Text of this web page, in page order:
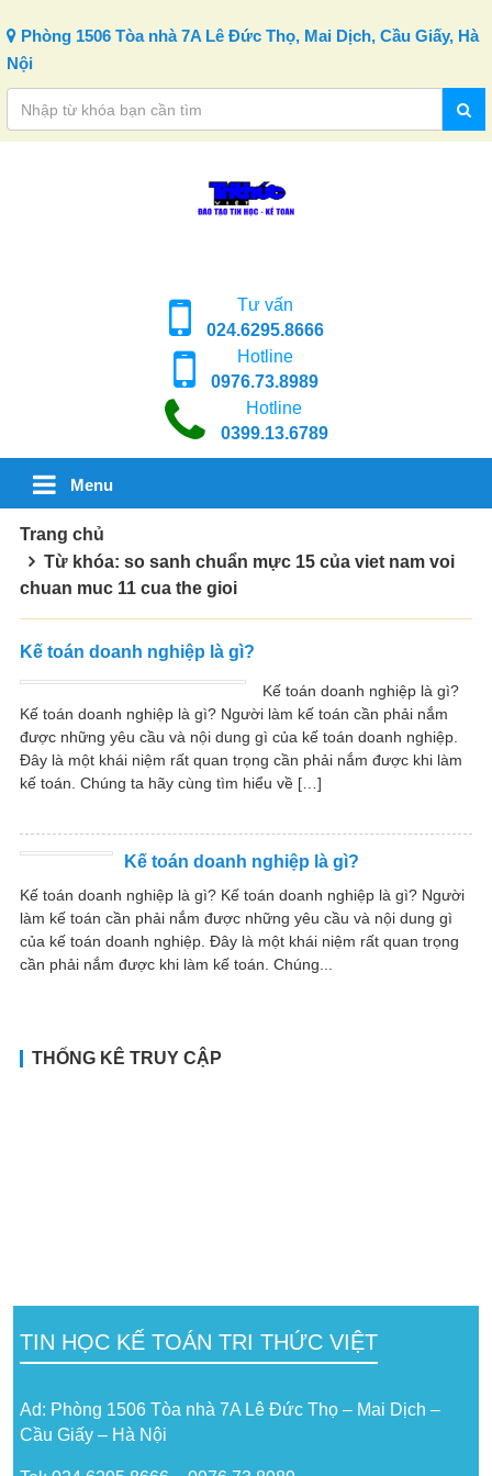
Phòng 1506 Tòa nhà 7A Lê Đức Thọ, Mai Dịch, Cầu Giấy, Hà
Nội
Tư vấn
024.6295.8666
Hotline
0976.73.8989
Hotline
0399.13.6789
Menu
Trang chủ
Từ khóa: so sanh chuẩn mực 15 của viet nam voi
chuan muc 11 cua the gioi
Kế toán doanh nghiệp là gì?
Kế toán doanh nghiệp là gì?
Kế toán doanh nghiệp là gì? Người làm kế toán cần phải nắm
được những yêu cầu và nội dung gì của kế toán doanh nghiệp.
Đây là một khái niệm rất quan trọng cần phải nắm được khi làm
kế toán. Chúng ta hãy cùng tìm hiểu về […]
Kế toán doanh nghiệp là gì?
Kế toán doanh nghiệp là gì? Kế toán doanh nghiệp là gì? Người
làm kế toán cần phải nắm được những yêu cầu và nội dung gì
của kế toán doanh nghiệp. Đây là một khái niệm rất quan trọng
cần phải nắm được khi làm kế toán. Chúng...
THỐNG KÊ TRUY CẬP
TIN HỌC KẾ TOÁN TRI THỨC VIỆT
Ad: Phòng 1506 Tòa nhà 7A Lê Đức Thọ – Mai Dịch –
Cầu Giấy – Hà Nội